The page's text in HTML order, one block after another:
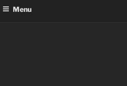
Menu